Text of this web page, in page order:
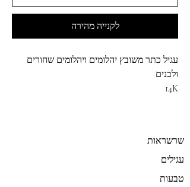
לקנייה מהירה
עגיל כתר משובץ יהלומים ויהלומים שחורים
ולבנים
14K
שרשראות
עגילים
טבעות